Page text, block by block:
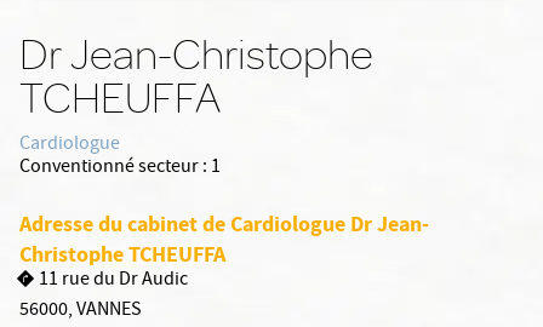
Dr Jean-Christophe
TCHEUFFA
Cardiologue
Conventionné secteur : 1
Adresse du cabinet de Cardiologue Dr Jean-
Christophe TCHEUFFA
11 rue du Dr Audic
56000,VANNES